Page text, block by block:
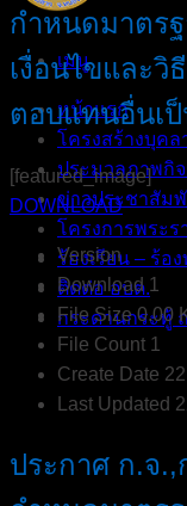
เมนู
หน้าแรก
โครงสร้างบุคล
ประมวลภาพกิ
ข่าวประชาสัม
โครงการพระร
ร้องเรียน – ร้อ
ติดต่อ อบต.
กระดานกระทู้
กำหนดมาตร
เงื่อนไขและวิ
ตอบแทนอื่นเ
[featured_image]
DOWNLOAD
Version
Download 1
File Size0.00
File Count 1
Create Date
Last Updated
ประกาศ ก.จ.,